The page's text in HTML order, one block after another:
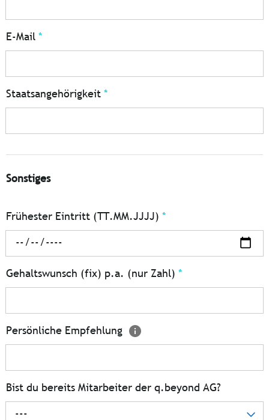
E-Mail *
Staatsangehörigkeit *
Sonstiges
Frühester Eintritt (TT.MM.JJJJ) *
Gehaltswunsch (fix) p.a. (nur Zahl) *
Persönliche Empfehlung
Bist du bereits Mitarbeiter der q.beyond AG?
---